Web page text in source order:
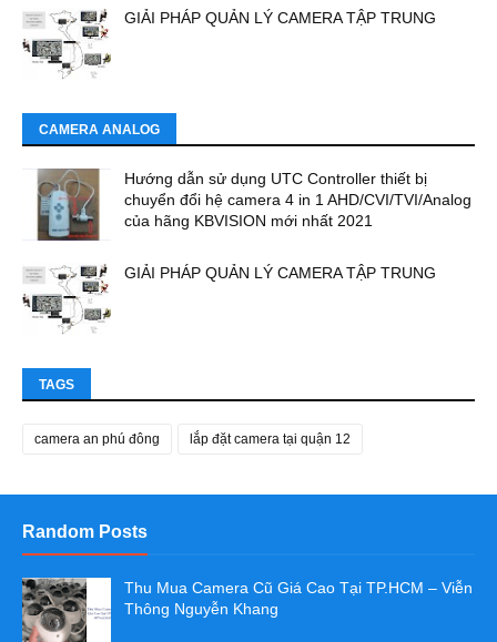
GIẢI PHÁP QUẢN LÝ CAMERA TẬP TRUNG
CAMERA ANALOG
Hướng dẫn sử dụng UTC Controller thiết bị
chuyển đổi hệ camera 4 in 1 AHD/CVI/TVI/Analog
của hãng KBVISION mới nhất 2021
GIẢI PHÁP QUẢN LÝ CAMERA TẬP TRUNG
TAGS
camera an phú đông lắp đặt camera tại quận 12
Random Posts
Thu Mua Camera Cũ Giá Cao Tại TP.HCM – Viễn
Thông Nguyễn Khang